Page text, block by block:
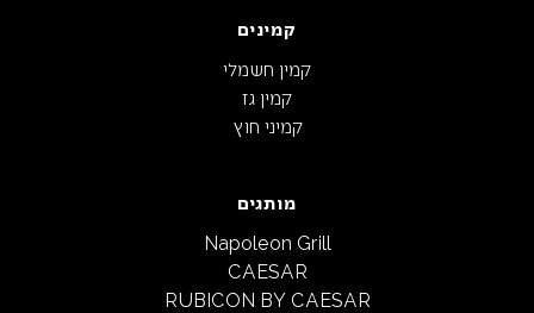
קמינים
קמין חשמלי
קמין גז
קמיני חוץ
מותגים
Napoleon Grill
CAESAR
RUBICON BY CAESAR